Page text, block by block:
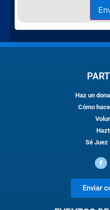
Haz un
Cómo
Sé Juez
Enviar